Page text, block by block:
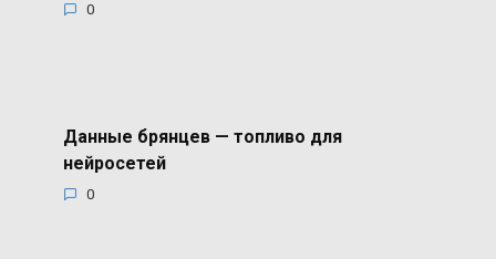
0
Данные брянцев — топливо для
нейросетей
0